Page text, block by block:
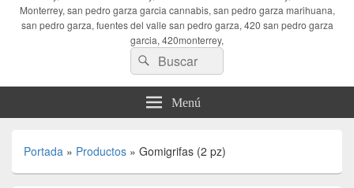
Monterrey, san pedro garza garcia cannabis, san pedro garza marihuana,
san pedro garza, fuentes del valle san pedro garza, 420 san pedro garza
garcia, 420monterrey,
Buscar
por:
Buscar
Menú
Portada » Productos » Gomigrifas (2 pz)